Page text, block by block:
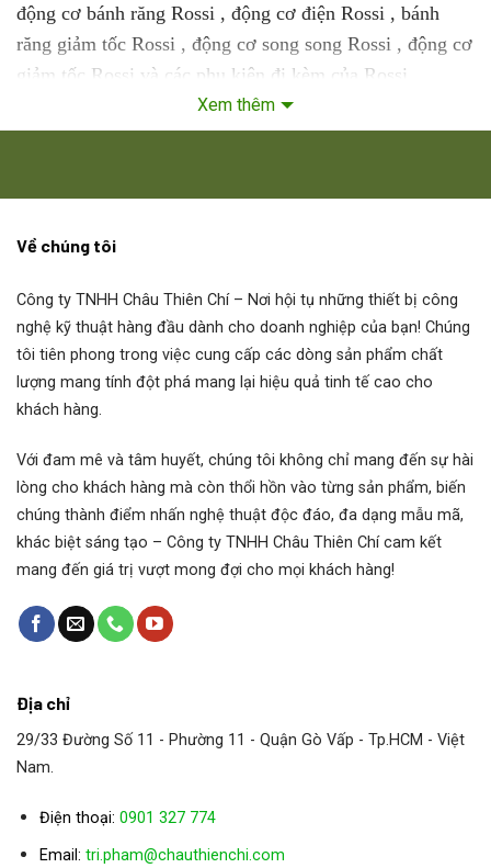
động cơ bánh răng Rossi , động cơ điện Rossi , bánh
răng giảm tốc Rossi , động cơ song song Rossi , động cơ
giảm tốc Rossi và các phụ kiện đi kèm của Rossi…
Công ty chúng tôi là Đại lý ủy quyền của Động cơ, Hộp
Đại lý Động cơ điện Rossi
Rossi R3I 64 UP2A
Rossi R3I 64 UP2A
Rossi RC 100 FO1F
RossiRC 100 PO1A
RossiRC 100PO1F
RossiRC 125 PO1A
RossiRC 160 FO4F
Rossi
Rossi
RossiRC2I 200 UO2A
Xem thêm
Về chúng tôi
Công ty TNHH Châu Thiên Chí– Nơi hội tụ những thiết bị công
nghệ kỹ thuật hàng đầu dành cho doanh nghiệp của bạn! Chúng
tôi tiên phong trong việc cung cấp các dòng sản phẩm chất
lượng mang tính đột phá mang lại hiệu quả tinh tế cao cho
khách hàng.
Với đam mê và tâm huyết, chúng tôi không chỉ mang đến sự hài
lòng cho khách hàng mà còn thổi hồn vào từng sản phẩm, biến
chúng thành điểm nhấn nghệ thuật độc đáo, đa dạng mẫu mã,
khác biệt sáng tạo – Công ty TNHH Châu Thiên Chí cam kết
mang đến giá trị vượt mong đợi cho mọi khách hàng!
Địa chỉ
29/33 Đường Số 11 - Phường 11 - Quận Gò Vấp - Tp.HCM - Việt
Nam.
Điện thoại: 0901 327 774
Email: tri.pham@chauthienchi.com